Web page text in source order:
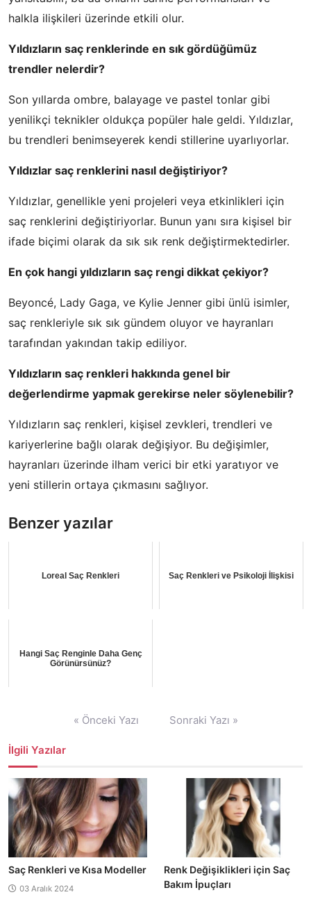
halkla ilişkileri üzerinde etkili olur.
Yıldızların saç renklerinde en sık gördüğümüz
trendler nelerdir?
Son yıllarda ombre, balayage ve pastel tonlar gibi
yenilikçi teknikler oldukça popüler hale geldi. Yıldızlar,
bu trendleri benimseyerek kendi stillerine uyarlıyorlar.
Yıldızlar saç renklerini nasıl değiştiriyor?
Yıldızlar, genellikle yeni projeleri veya etkinlikleri için
saç renklerini değiştiriyorlar. Bunun yanı sıra kişisel bir
ifade biçimi olarak da sık sık renk değiştirmektedirler.
En çok hangi yıldızların saç rengi dikkat çekiyor?
Beyoncé, Lady Gaga, ve Kylie Jenner gibi ünlü isimler,
saç renkleriyle sık sık gündem oluyor ve hayranları
tarafından yakından takip ediliyor.
Yıldızların saç renkleri hakkında genel bir
değerlendirme yapmak gerekirse neler söylenebilir?
Yıldızların saç renkleri, kişisel zevkleri, trendleri ve
kariyerlerine bağlı olarak değişiyor. Bu değişimler,
hayranları üzerinde ilham verici bir etki yaratıyor ve
yeni stillerin ortaya çıkmasını sağlıyor.
Benzer yazılar
Loreal Saç Renkleri Saç Renkleri ve Psikoloji İlişkisi
Hangi Saç Renginle Daha Genç
Görünürsünüz?
« Önceki Yazı Sonraki Yazı »
İlgili Yazılar
Saç Renkleri ve Kısa Modeller
03 Aralık 2024
Renk Değişiklikleri için Saç
Bakım İpuçları